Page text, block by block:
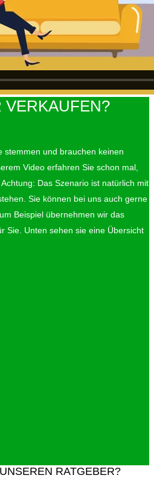
VERKAUFEN?
stemmen und brauchen keinen
Video erfahren Sie schon mal,
Das Szenario ist natürlich mit
Sie können bei uns auch gerne
Beispiel übernehmen wir das
Sie. Unten sehen sie eine Übersicht
RATGEBER?